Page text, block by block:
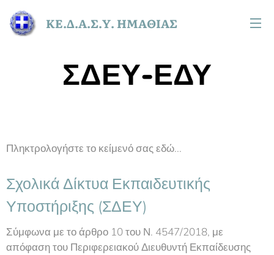
ΚΕ.Δ.Α.Σ.Υ. ΗΜΑΘΙΑΣ
ΣΔΕΥ-ΕΔΥ
Πληκτρολογήστε το κείμενό σας εδώ...
Σχολικά Δίκτυα Εκπαιδευτικής
Υποστήριξης (ΣΔΕΥ)
Σύμφωνα με το άρθρο 10 του Ν. 4547/2018, με
απόφαση του Περιφερειακού Διευθυντή Εκπαίδευσης